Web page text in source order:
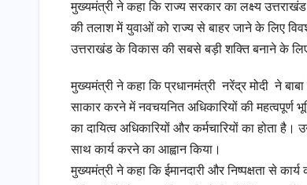
मुख्यमंत्री ने कहा कि राज्य सरकार का लक्ष्य
की तलाश में युवाओं को राज्य से बाहर जाने के लिए
उत्तराखंड के विकास की सबसे बड़ी शक्ति बनाने के लिए
मुख्यमंत्री ने कहा कि प्रधानमंत्री नरेंद्र मोदी ने
साकार करने में नवचयनित अधिकारियों की महत्वपूर्ण
का दायित्व अधिकारियों और कर्मचारियों का होता
साथ कार्य करने का आह्वान किया।
मुख्यमंत्री ने कहा कि ईमानदारी और निष्पक्षता से